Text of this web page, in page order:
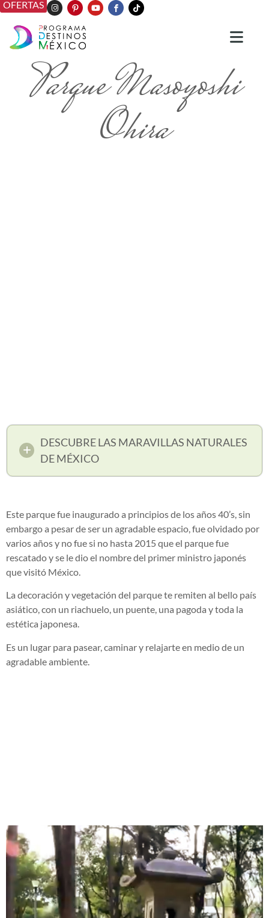
OFERTAS
Parque Masoyoshi
Ohira
DESCUBRE LAS MARAVILLAS NATURALES
DE MÉXICO
Este parque fue inaugurado a principios de los años 40’s, sin
embargo a pesar de ser un agradable espacio, fue olvidado por
varios años y no fue si no hasta 2015 que el parque fue
rescatado y se le dio el nombre del primer ministro japonés
que visitó México.
La decoración y vegetación del parque te remiten al bello país
asiático, con un riachuelo, un puente, una pagoda y toda la
estética japonesa.
Es un lugar para pasear, caminar y relajarte en medio de un
agradable ambiente.